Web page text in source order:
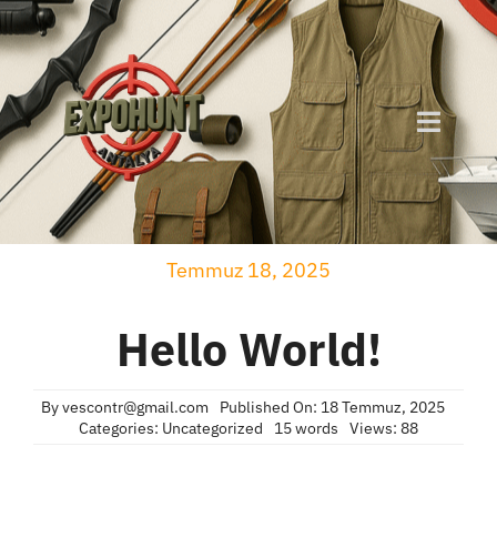
Skip
to
content
Toggle
Hakkımızda
Neden Expo Hunt ?
Katılımcı Rehberi
Etkinlik Programı
Temmuz 18, 2025
Hello World!
Byvescontr@gmail.com
Published On: 18 Temmuz, 2025
Categories: Uncategorized 15 words Views: 88